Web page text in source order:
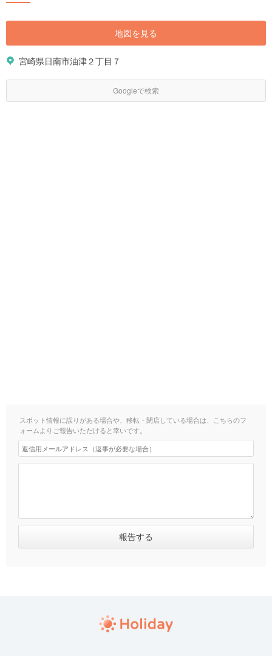
地図を見る
宮崎県日南市油津２丁目７
Googleで検索
スポット情報に誤りがある場合や、移転・閉店している場合は、こちらのフ
ォームよりご報告いただけると幸いです。